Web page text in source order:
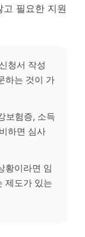
필요한 지원
신청서 작성
하는 것이 가
보험증, 소득
하면 심사
황이라면 임
제도가 있는